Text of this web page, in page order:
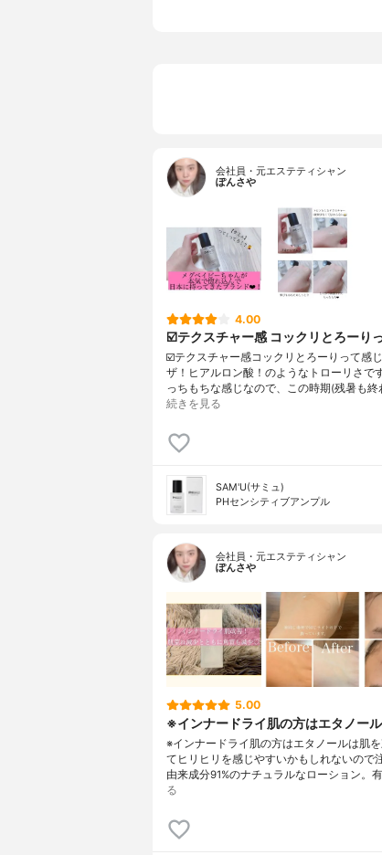
会社員・元エステティシャン
ぽんさや
4.00
☑️テクスチャー感 コックリとろーり
☑️テクスチャー感コックリとろーりって感じ
ザ！ヒアルロン酸！のようなトローリさで
っちもちな感じなので、この時期(残暑も
続きを見る
SAM'U(サミュ)
PHセンシティブアンプル
会社員・元エステティシャン
ぽんさや
5.00
※インナードライ肌の方はエタノー
※インナードライ肌の方はエタノールは肌を
てヒリヒリを感じやすいかもしれないので
由来成分91%のナチュラルなローション。
る